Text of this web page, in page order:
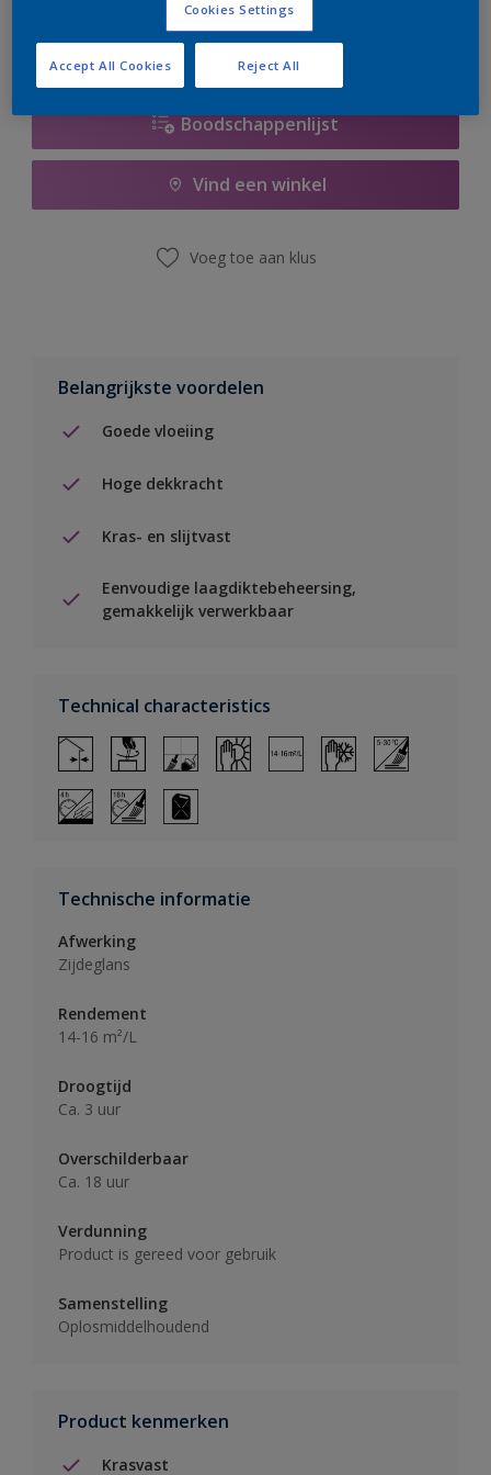
Boodschappenlijst
Vind een winkel
Voeg toe aan klus
Belangrijkste voordelen
Goede vloeiing
Hoge dekkracht
Kras- en slijtvast
Eenvoudige laagdiktebeheersing,
gemakkelijk verwerkbaar
Technical characteristics
Technische informatie
Afwerking
Zijdeglans
Rendement
14-16 m²/L
Droogtijd
Ca. 3 uur
Overschilderbaar
Ca. 18 uur
Verdunning
Product is gereed voor gebruik
Samenstelling
Oplosmiddelhoudend
Product kenmerken
Krasvast
Cookies Settings
Reject All
Accept All Cookies